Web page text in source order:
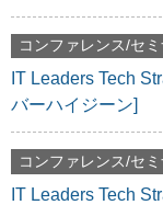
コンファレンス/セ
IT Leaders Tech
バーハイジーン]
コンファレンス/セ
IT Leaders Tech